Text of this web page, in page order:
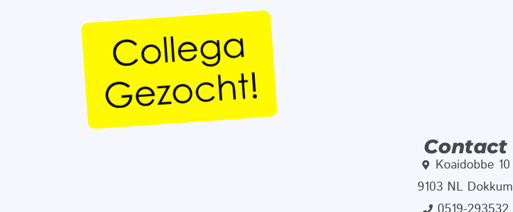
Contact
Koaidobbe 10
9103 NL Dokkum